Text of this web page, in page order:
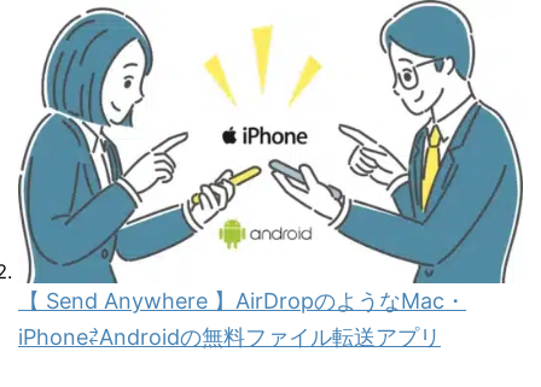
【 Send Anywhere 】AirDropのようなMac・
iPhone⇄Androidの無料ファイル転送アプリ